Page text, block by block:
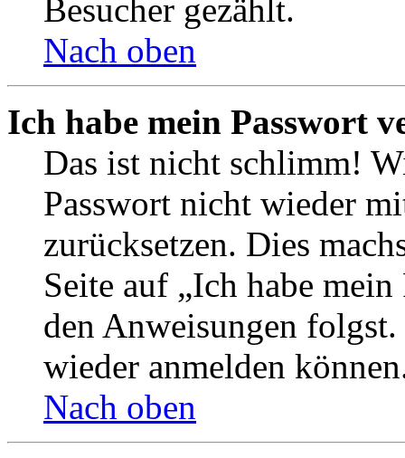
Besucher gezählt.
Nach oben
Ich habe mein Passwort
Das ist nicht schlimm!
Passwort nicht wieder
zurücksetzen. Dies
Seite auf „Ich habe
den Anweisungen
wieder anmelden
Nach oben